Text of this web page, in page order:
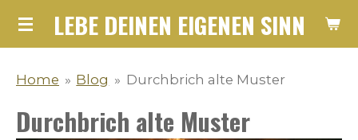
Zum
LEBE DEINEN EIGENEN SINN
Home » Blog » Durchbrich alte Muster
Durchbrich alte Muster